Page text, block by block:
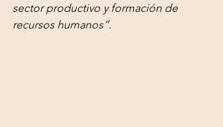
sector productivo y formación de
recursos humanos”.